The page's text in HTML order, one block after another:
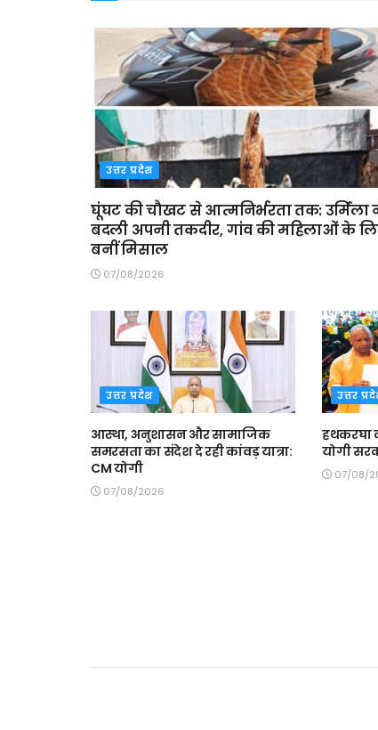
उत्तर प्रदेश
घूंघट की चौखट से आत्मनिर्भरता तक: उर्मिला
बदली अपनी तकदीर, गांव की महिलाओं के
बनीं मिसाल
07/08/2026
उत्तर प्रदेश
आस्था, अनुशासन और सामाजिक
समरसता का संदेश दे रही कांवड़ यात्रा:
CM योगी
07/08/2026
उत्तर
हथकरघा
योगी
07/08/